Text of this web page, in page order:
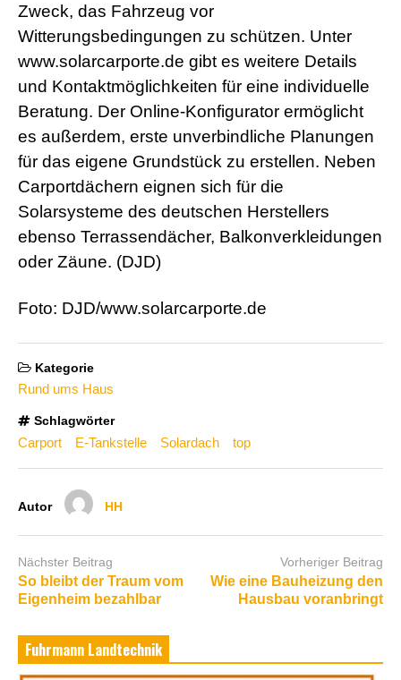
Zweck, das Fahrzeug vor
Witterungsbedingungen zu schützen. Unter
www.solarcarporte.de gibt es weitere Details
und Kontaktmöglichkeiten für eine individuelle
Beratung. Der Online-Konfigurator ermöglicht
es außerdem, erste unverbindliche Planungen
für das eigene Grundstück zu erstellen. Neben
Carportdächern eignen sich für die
Solarsysteme des deutschen Herstellers
ebenso Terrassendächer, Balkonverkleidungen
oder Zäune. (DJD)
Foto: DJD/www.solarcarporte.de
Kategorie
Rund ums Haus
Schlagwörter
Carport E-Tankstelle Solardach top
Autor HH
Nächster Beitrag
So bleibt der Traum vom
Eigenheim bezahlbar
Vorheriger Beitrag
Wie eine Bauheizung den
Hausbau voranbringt
Fuhrmann Landtechnik